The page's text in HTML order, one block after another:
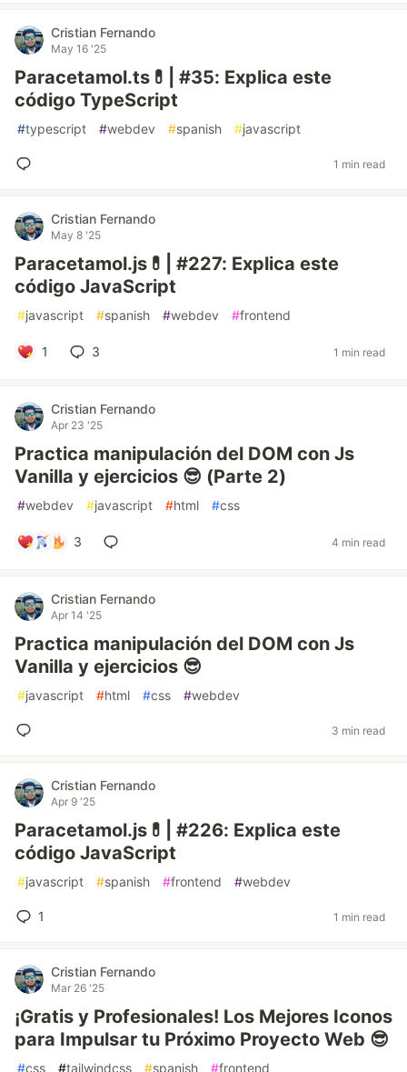
Cristian Fernando
May 16 '25
Paracetamol.ts💊| #35: Explica este
código TypeScript
#typescript #webdev #spanish #javascript
1 min read
Cristian Fernando
May 8 '25
Paracetamol.js💊| #227: Explica este
código JavaScript
#javascript #spanish #webdev #frontend
1 3 1 min read
Cristian Fernando
Apr 23 '25
Practica manipulación del DOM con Js
Vanilla y ejercicios 😎 (Parte 2)
#webdev #javascript #html #css
3 4 min read
Cristian Fernando
Apr 14 '25
Practica manipulación del DOM con Js
Vanilla y ejercicios 😎
#javascript #html #css #webdev
3 min read
Cristian Fernando
Apr 9 '25
Paracetamol.js💊| #226: Explica este
código JavaScript
#javascript #spanish #frontend #webdev
1 1 min read
Cristian Fernando
Mar 26 '25
¡Gratis y Profesionales! Los Mejores Iconos
para Impulsar tu Próximo Proyecto Web 😎
#css #tailwindcss #spanish #frontend